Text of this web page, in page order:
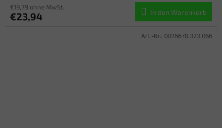
€19,79 ohne MwSt.
€23,94 In den Warenkorb
Art.-Nr.: 0026678.323.066